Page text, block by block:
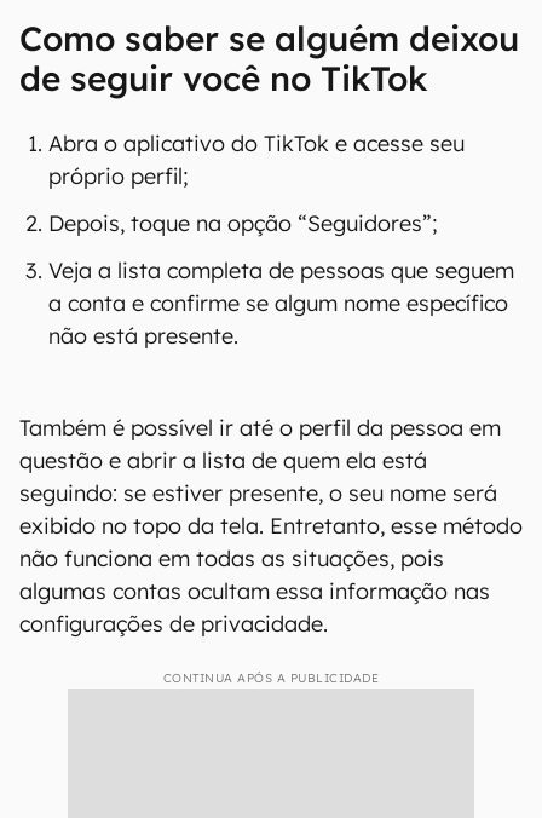
Como saber se alguém deixou
de seguir você no TikTok
Abra o aplicativo do TikTok e acesse seu
próprio perfil;
Depois, toque na opção “Seguidores”;
Veja a lista completa de pessoas que seguem
a conta e confirme se algum nome específico
não está presente.
Também é possível ir até o perfil da pessoa em
questão e abrir a lista de quem ela está
seguindo: se estiver presente, o seu nome será
exibido no topo da tela. Entretanto, esse método
não funciona em todas as situações, pois
algumas contas ocultam essa informação nas
configurações de privacidade.
CONTINUA APÓS A PUBLICIDADE